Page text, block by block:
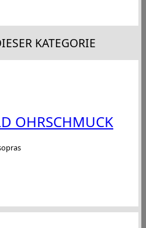
KATEGORIE
OHRSCHMUCK